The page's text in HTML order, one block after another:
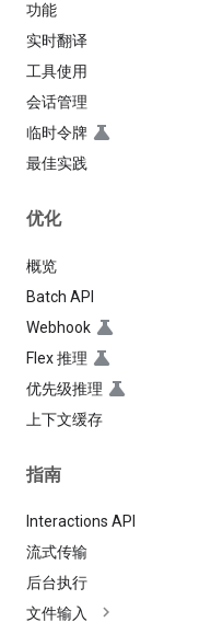
功能
实时翻译
工具使用
会话管理
临时令牌
最佳实践
优化
概览
Batch API
Webhook
Flex 推理
优先级推理
上下文缓存
指南
Interactions API
流式传输
后台执行
文件输入